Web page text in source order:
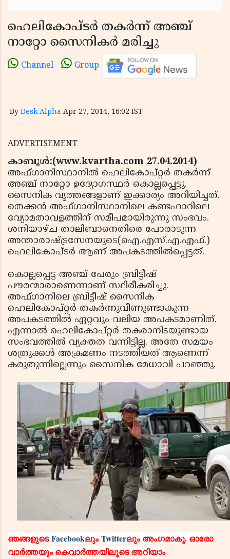
ഹെലികോപ്ടര്‍ തകര്‍ന്ന് അഞ്ച്
നാറ്റോ സൈനികര്‍ മരിച്ചു
Channel Group
By Desk Alpha Apr 27, 2014, 16:02 IST
ADVERTISEMENT
കാബൂള്‍:(www.kvartha.com 27.04.2014)
അഫ്ഗാനിസ്ഥാനില്‍ ഹെലികോപ്റ്റര്‍ തകര്‍ന്ന്
അഞ്ച് നാറ്റോ ഉദ്യോഗസ്ഥര്‍ കൊല്ലപ്പെട്ടു.
സൈനിക വൃത്തങ്ങളാണ് ഇക്കാര്യം അറിയിച്ചത്.
തെക്കന്‍ അഫ്ഗാനിസ്ഥാനിലെ കണ്ടഹാറിലെ
വ്യോമതാവളത്തിന് സമീപമായിരുന്നു സംഭവം.
ശനിയാഴ്ച താലിബാനെതിരെ പോരാടുന്ന
അന്താരാഷ്ട്രസേനയുടെ(ഐ.എസ്.എ.എഫ്.)
ഹെലികോപ്ടര്‍ ആണ് അപകടത്തില്‍പ്പെട്ടത്.
കൊല്ലപ്പെട്ട അഞ്ച് പേരും ബ്രിട്ടീഷ്
പൗരന്മാരാണെന്നാണ് സ്ഥിരീകരിച്ചു.
അഫ്ഗാനിലെ ബ്രിട്ടീഷ് സൈനിക
ഹെലികോപ്റ്റര്‍ തകര്‍ന്നുവീണുണ്ടാകുന്ന
അപകടത്തില്‍ ഏറ്റവും വലിയ അപകടമാണിത്.
എന്നാല്‍ ഹെലികോപ്റ്റര്‍ തകരാനിടയുണ്ടായ
സംഭവത്തില്‍ വ്യക്തത വന്നിട്ടില്ല. അതേ സമയം
ശത്രുക്കള്‍ അക്രമണം നടത്തിയത് ആണെന്ന്
കരുതുന്നില്ലെന്നും സൈനിക മേധാവി പറഞ്ഞു.
ഞങ്ങളുടെFacebookലുംTwitterലും അംഗമാകൂ. ഓരോ
വാര്‍ത്തയും കെവാര്‍ത്തയിലൂടെ അറിയാം